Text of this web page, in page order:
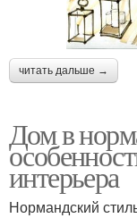
читать дальше →
Дом в
интерьера
Нормандский